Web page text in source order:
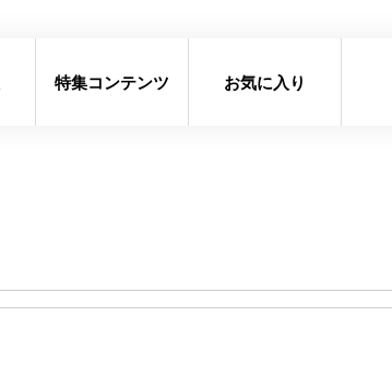
特集コンテンツ お気に入り